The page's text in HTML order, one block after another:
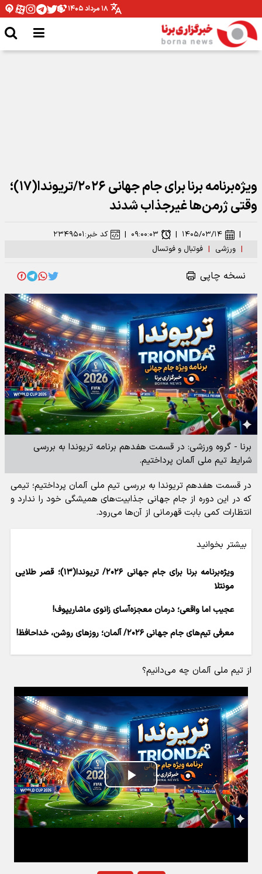
۱۸ مرداد ۱۴۰۵
ویژه‌برنامه برنا برای جام جهانی ۲۰۲۶/تریوندا(۱۷)؛
وقتی ژرمن‌ها غیرجذاب شدند
| ورزشی | فوتبال و فوتسال
| ۱۴۰۵/۰۳/۱۴ | ۰۹:۰۰:۰۳ | کد خبر:۲۳۴۹۵۰۱
نسخه چاپی
برنا - گروه ورزشی: در قسمت هفدهم برنامه تریوندا به بررسی
شرایط تیم ملی آلمان پرداختیم.
در قسمت هفدهم تریوندا به بررسی تیم ملی آلمان پرداختیم؛ تیمی
که در این دوره از جام جهانی جذابیت‌های همیشگی خود را ندارد و
انتظارات کمی بابت قهرمانی از آن‌ها می‌رود.
بیشتر بخوانید
ویژه‌برنامه برنا برای جام جهانی ۲۰۲۶/ تریوندا(۱۳)؛ قصر طلایی
مونتلا
عجیب اما واقعی؛ درمان معجزه‌آسای زانوی ماشاریپوف!
معرفی تیم‌های جام جهانی ۲۰۲۶/ آلمان؛ روزهای روشن، خداحافظ!
از تیم ملی آلمان چه می‌دانیم؟
Play
Video